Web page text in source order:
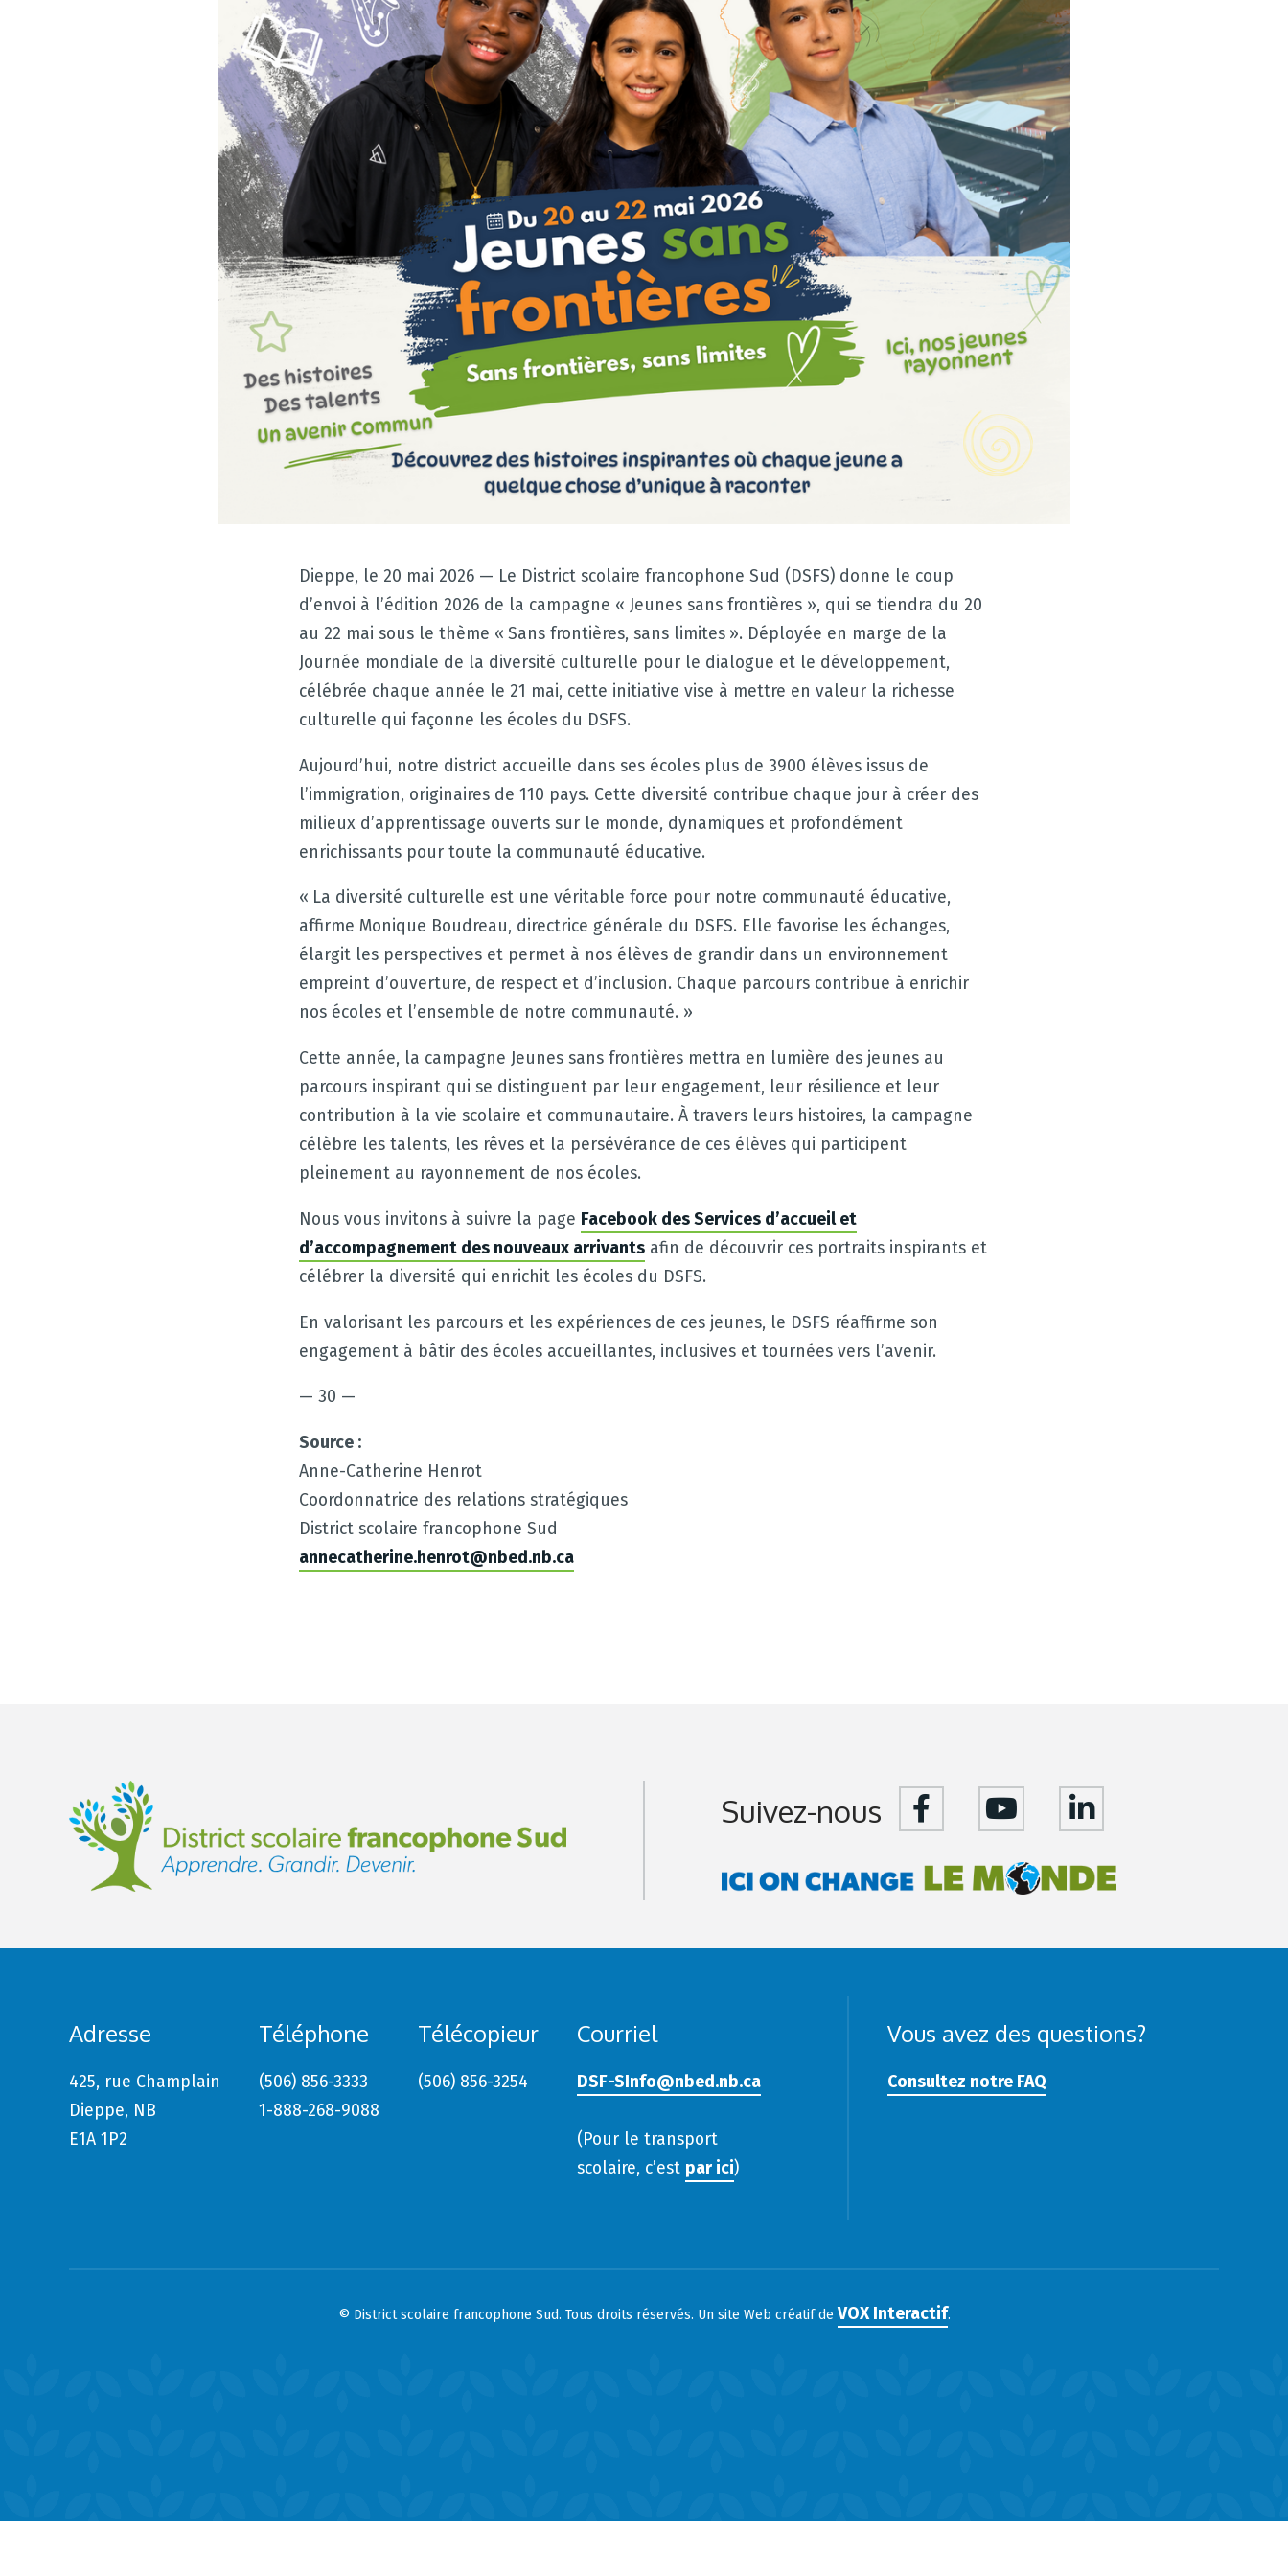
Dieppe, le 20 mai 2026 — Le District scolaire francophone Sud (DSFS) donne le coup
d’envoi à l’édition 2026 de la campagne « Jeunes sans frontières », qui se tiendra du 20
au 22 mai sous le thème « Sans frontières, sans limites ». Déployée en marge de la
Journée mondiale de la diversité culturelle pour le dialogue et le développement,
célébrée chaque année le 21 mai, cette initiative vise à mettre en valeur la richesse
culturelle qui façonne les écoles du DSFS.
Aujourd’hui, notre district accueille dans ses écoles plus de 3900 élèves issus de
l’immigration, originaires de 110 pays. Cette diversité contribue chaque jour à créer des
milieux d’apprentissage ouverts sur le monde, dynamiques et profondément
enrichissants pour toute la communauté éducative.
« La diversité culturelle est une véritable force pour notre communauté éducative,
affirme Monique Boudreau, directrice générale du DSFS. Elle favorise les échanges,
élargit les perspectives et permet à nos élèves de grandir dans un environnement
empreint d’ouverture, de respect et d’inclusion. Chaque parcours contribue à enrichir
nos écoles et l’ensemble de notre communauté. »
Cette année, la campagne Jeunes sans frontières mettra en lumière des jeunes au
parcours inspirant qui se distinguent par leur engagement, leur résilience et leur
contribution à la vie scolaire et communautaire. À travers leurs histoires, la campagne
célèbre les talents, les rêves et la persévérance de ces élèves qui participent
pleinement au rayonnement de nos écoles.
Nous vous invitons à suivre la page Facebook des Services d’accueil et
d’accompagnement des nouveaux arrivants afin de découvrir ces portraits inspirants et
célébrer la diversité qui enrichit les écoles du DSFS.
En valorisant les parcours et les expériences de ces jeunes, le DSFS réaffirme son
engagement à bâtir des écoles accueillantes, inclusives et tournées vers l’avenir.
— 30 —
Source :
Anne-Catherine Henrot
Coordonnatrice des relations stratégiques
District scolaire francophone Sud
annecatherine.henrot@nbed.nb.ca
Suivez-nous
Adresse
425, rue Champlain
Dieppe, NB
E1A 1P2
Téléphone
(506) 856-3333
1-888-268-9088
Télécopieur
(506) 856-3254
Courriel
DSF-SInfo@nbed.nb.ca
(Pour le transport
scolaire, c’est par ici)
Vous avez des questions?
Consultez notre FAQ
© District scolaire francophone Sud. Tous droits réservés. Un site Web créatif de VOX Interactif.